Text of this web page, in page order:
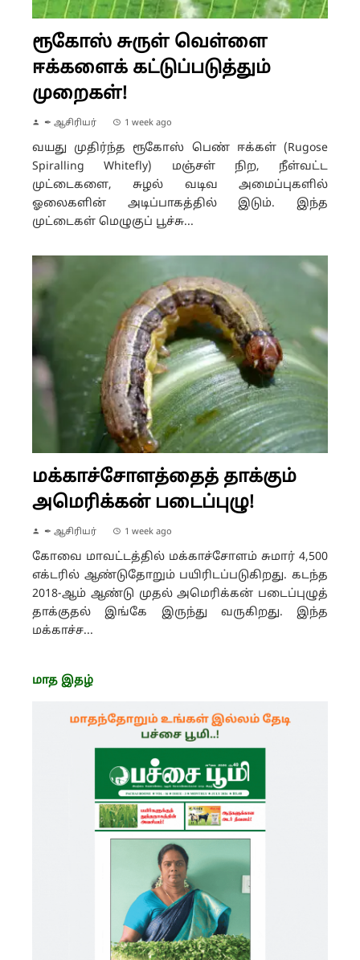
ரூகோஸ் சுருள் வெள்ளை
ஈக்களைக் கட்டுப்படுத்தும்
முறைகள்!
✒ ஆசிரியர் 1 week ago
வயது முதிர்ந்த ரூகோஸ் பெண் ஈக்கள் (Rugose
Spiralling Whitefly) மஞ்சள் நிற, நீள்வட்ட
முட்டைகளை, சுழல் வடிவ அமைப்புகளில்
ஓலைகளின் அடிப்பாகத்தில் இடும். இந்த
முட்டைகள் மெழுகுப் பூச்சு...
மக்காச்சோளத்தைத் தாக்கும்
அமெரிக்கன் படைப்புழு!
✒ ஆசிரியர் 1 week ago
கோவை மாவட்டத்தில் மக்காச்சோளம் சுமார் 4,500
எக்டரில் ஆண்டுதோறும் பயிரிடப்படுகிறது. கடந்த
2018-ஆம் ஆண்டு முதல் அமெரிக்கன் படைப்புழுத்
தாக்குதல் இங்கே இருந்து வருகிறது. இந்த
மக்காச்ச...
மாத இதழ்